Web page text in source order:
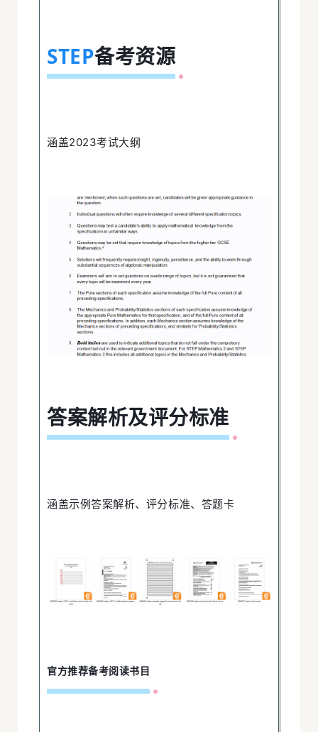
STEP备考资源
涵盖2023考试大纲
答案解析及评分标准
解
析
及
分
涵盖示例答案解析、评分标准、答题卡
官方推荐备考阅读书目
A
N
U
N